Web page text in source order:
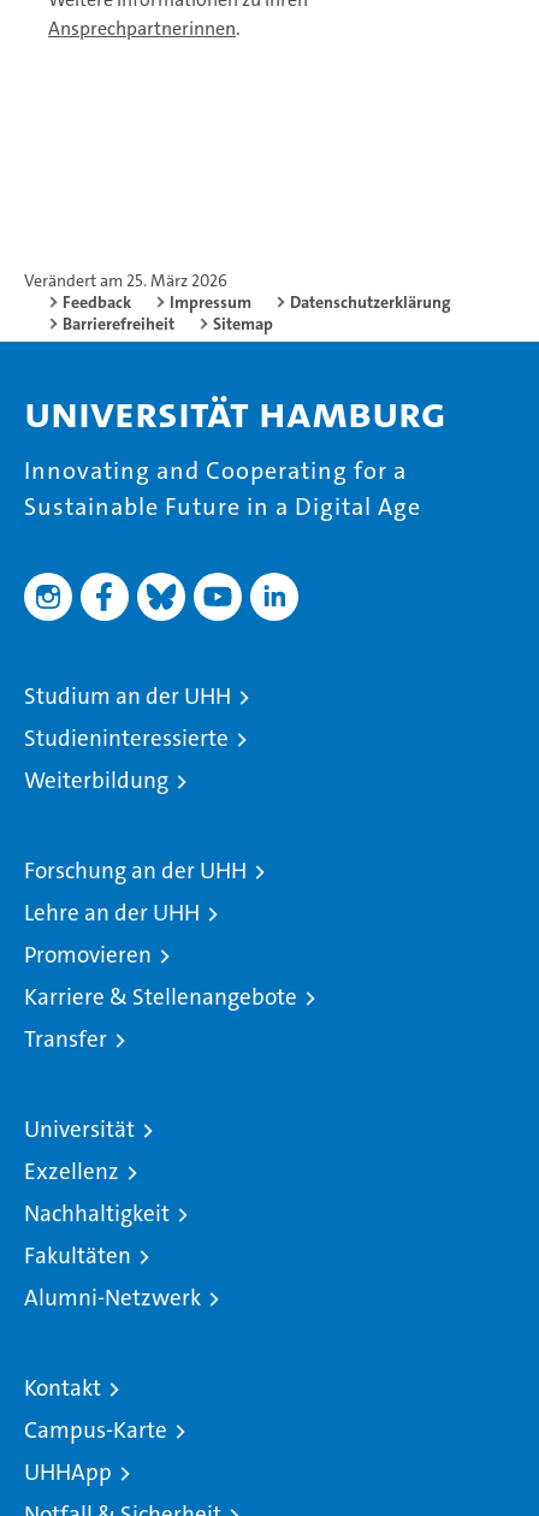
Ansprechpartnerinnen.
Verändert am 25. März 2026
Feedback
Impressum
Datenschutzerklärung
Barrierefreiheit
Sitemap
Universität Hamburg
Innovating and Cooperating for a
Sustainable Future in a Digital Age
Studium an der UHH
Studieninteressierte
Weiterbildung
Forschung an der UHH
Lehre an der UHH
Promovieren
Karriere & Stellenangebote
Transfer
Universität
Exzellenz
Nachhaltigkeit
Fakultäten
Alumni-Netzwerk
Kontakt
Campus-Karte
UHHApp